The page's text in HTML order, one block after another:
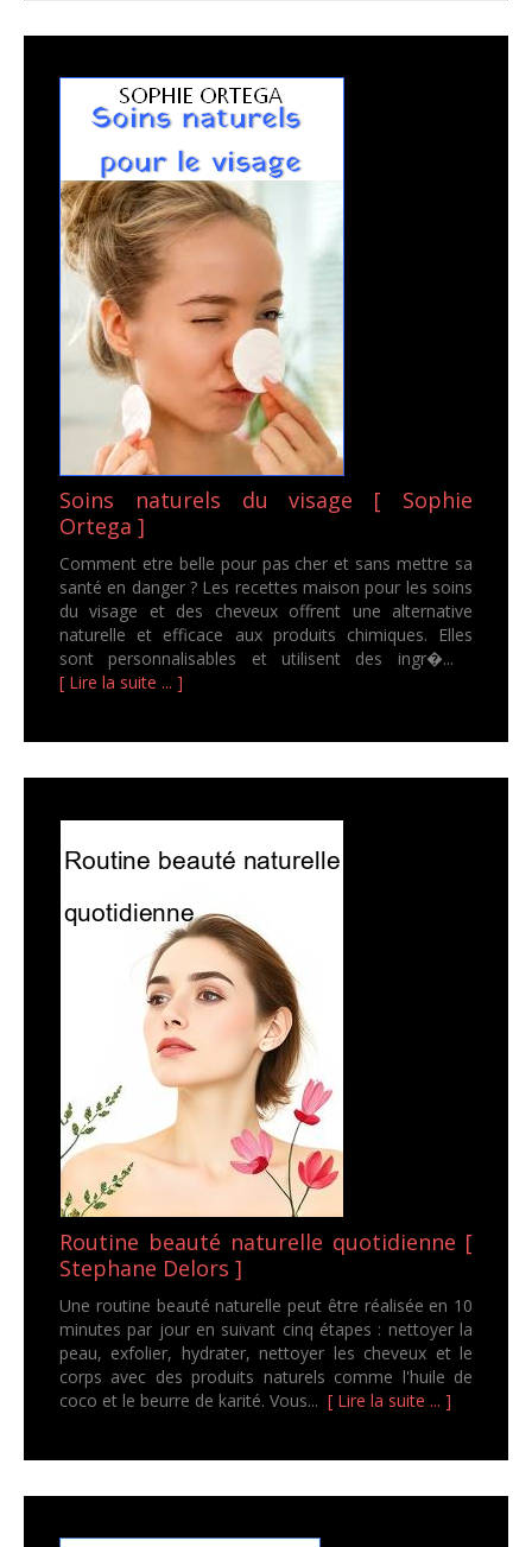
Soins naturels du visage [ Sophie
Ortega ]
Comment etre belle pour pas cher et sans mettre sa
santé en danger ? Les recettes maison pour les soins
du visage et des cheveux offrent une alternative
naturelle et efficace aux produits chimiques. Elles
sont personnalisables et utilisent des ingr�...
[ Lire la suite ... ]
Routine beauté naturelle quotidienne [
Stephane Delors ]
Une routine beauté naturelle peut être réalisée en 10
minutes par jour en suivant cinq étapes : nettoyer la
peau, exfolier, hydrater, nettoyer les cheveux et le
corps avec des produits naturels comme l'huile de
coco et le beurre de karité. Vous... [ Lire la suite ... ]